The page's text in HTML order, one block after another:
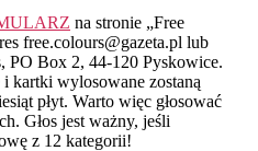
na stronie „Free
free.colours@gazeta.pl lub
PO Box 2, 44-120 Pyskowice.
kartki wylosowane zostaną
płyt. Warto więc głosować
Głos jest ważny, jeśli
z 12 kategorii!